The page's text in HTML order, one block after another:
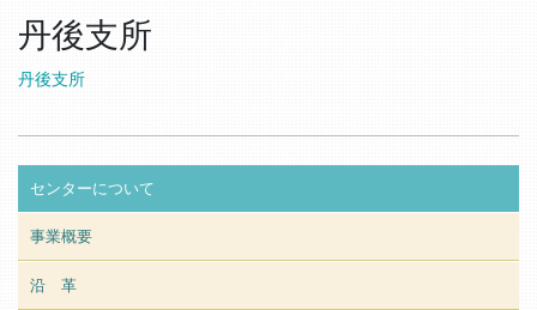
丹後支所
丹後支所
センターについて
事業概要
沿 革